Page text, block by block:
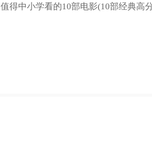
值得中小学看的10部电影(10部经典高